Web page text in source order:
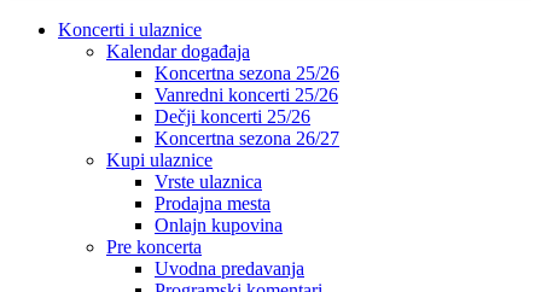
Koncerti i ulaznice
Kalendar događaja
Koncertna sezona 25/26
Vanredni koncerti 25/26
Dečji koncerti 25/26
Koncertna sezona 26/27
Kupi ulaznice
Vrste ulaznica
Prodajna mesta
Onlajn kupovina
Pre koncerta
Uvodna predavanja